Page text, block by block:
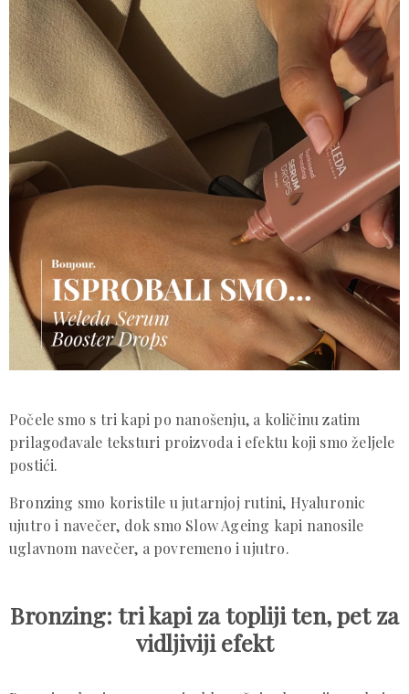
Počele smo s tri kapi po nanošenju, a količinu zatim
prilagođavale teksturi proizvoda i efektu koji smo željele
postići.
Bronzing smo koristile u jutarnjoj rutini, Hyaluronic
ujutro i navečer, dok smo Slow Ageing kapi nanosile
uglavnom navečer, a povremeno i ujutro.
Bronzing: tri kapi za topliji ten, pet za
vidljiviji efekt